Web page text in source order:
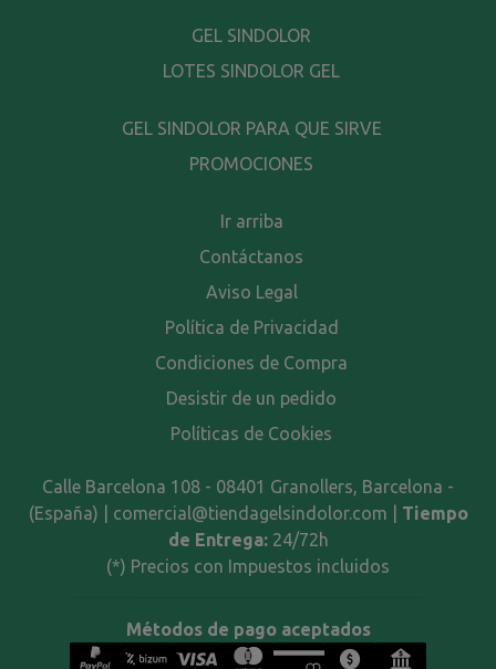
GEL SINDOLOR
LOTES SINDOLOR GEL
GEL SINDOLOR PARA QUE SIRVE
PROMOCIONES
Ir arriba
Contáctanos
Aviso Legal
Política de Privacidad
Condiciones de Compra
Desistir de un pedido
Políticas de Cookies
Calle Barcelona 108 - 08401 Granollers, Barcelona -
(España) | comercial@tiendagelsindolor.com | Tiempo
de Entrega: 24/72h
(*) Precios con Impuestos incluidos
Métodos de pago aceptados